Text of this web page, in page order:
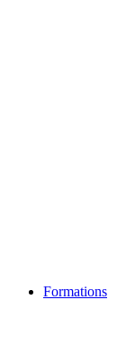
Formations